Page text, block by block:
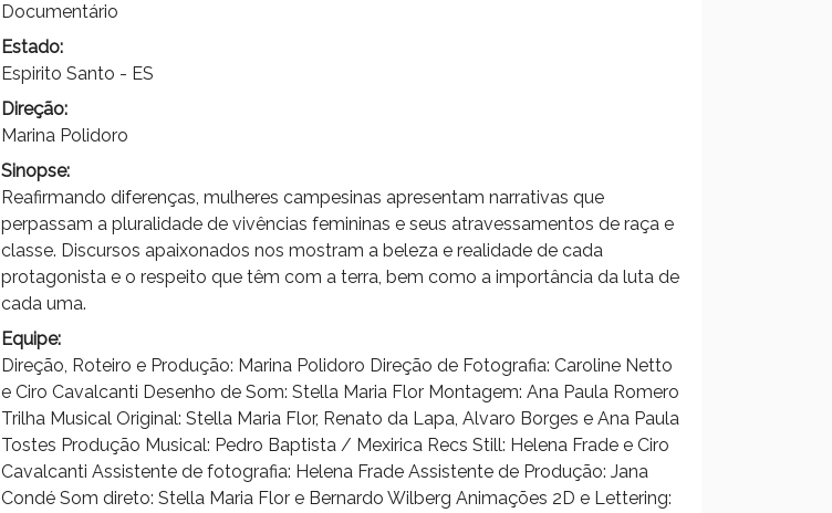
Documentário
Estado:
Espirito Santo - ES
Direção:
Marina Polidoro
Sinopse:
Reafirmando diferenças, mulheres campesinas apresentam narrativas que
perpassam a pluralidade de vivências femininas e seus atravessamentos de raça e
classe. Discursos apaixonados nos mostram a beleza e realidade de cada
protagonista e o respeito que têm com a terra, bem como a importância da luta de
cada uma.
Equipe:
Direção, Roteiro e Produção: Marina Polidoro Direção de Fotografia: Caroline Netto
e Ciro Cavalcanti Desenho de Som: Stella Maria Flor Montagem: Ana Paula Romero
Trilha Musical Original: Stella Maria Flor, Renato da Lapa, Alvaro Borges e Ana Paula
Tostes Produção Musical: Pedro Baptista / Mexirica Recs Still: Helena Frade e Ciro
Cavalcanti Assistente de fotografia: Helena Frade Assistente de Produção: Jana
Condé Som direto: Stella Maria Flor e Bernardo Wilberg Animações 2D e Lettering: